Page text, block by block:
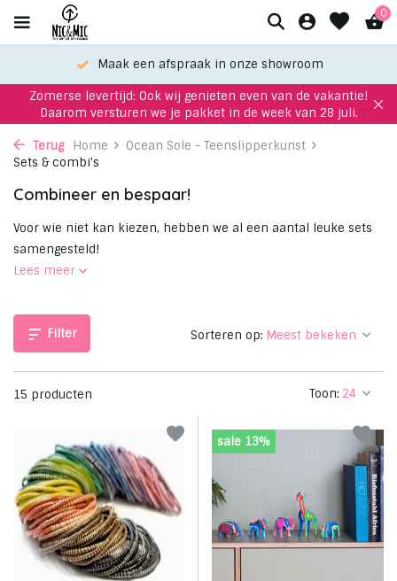
0
Kies je favoriet met de keuze-service!
Zomerse levertijd: Ook wij genieten even van de vakantie!
Daarom versturen we je pakket in de week van 28 juli.
Terug Home
Ocean Sole - Teenslipperkunst
Sets & combi's
Combineer en bespaar!
Voor wie niet kan kiezen, hebben we al een aantal leuke sets
samengesteld!
Lees meer
Filter
15 producten Toon:
Sorteren op:
sale 13%